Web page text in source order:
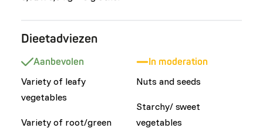
Dieetadviezen
Aanbevolen
Variety of leafy
vegetables
Variety of root/green
In moderation
Nuts and seeds
Starchy/ sweet
vegetables